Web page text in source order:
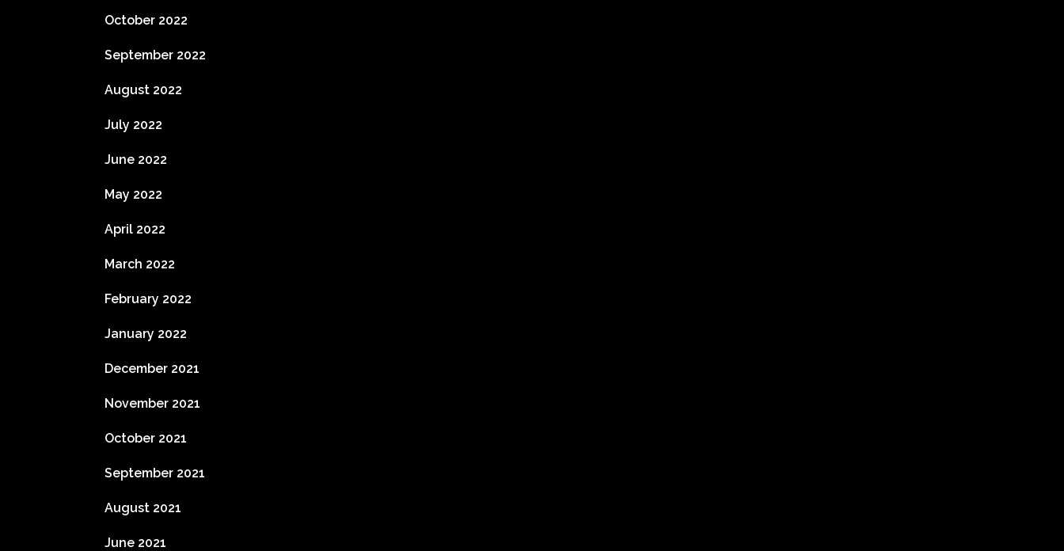
October 2022
September 2022
August 2022
July 2022
June 2022
May 2022
April 2022
March 2022
February 2022
January 2022
December 2021
November 2021
October 2021
September 2021
August 2021
June 2021